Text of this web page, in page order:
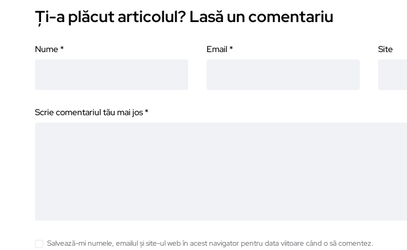
Ți-a plăcut articolul? Lasă un comentariu
Nume * Email * Site
Scrie comentariul tău mai jos *
Salvează-mi numele, emailul și site-ul web în acest navigator pentru data viitoare când o să comentez.